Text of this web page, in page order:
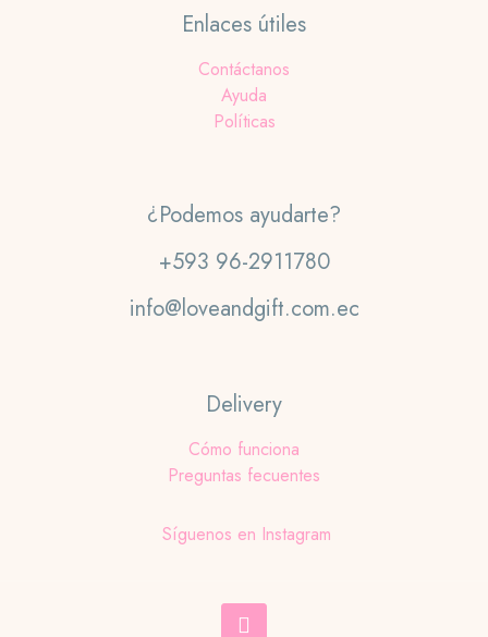
Enlaces útiles
Contáctanos
Ayuda
Políticas
¿Podemos ayudarte?
+593 96-2911780
info@loveandgift.com.ec
Delivery
Cómo funciona
Preguntas fecuentes
Síguenos en Instagram